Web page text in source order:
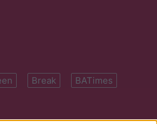
Break BATimes